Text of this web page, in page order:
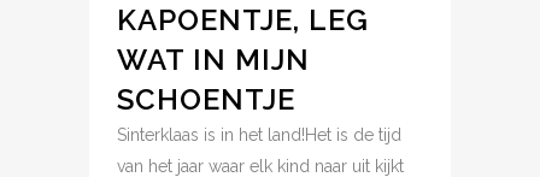
KAPOENTJE, LEG
WAT IN MIJN
SCHOENTJE
Sinterklaas is in het land!Het is de tijd
van het jaar waar elk kind naar uit kijkt